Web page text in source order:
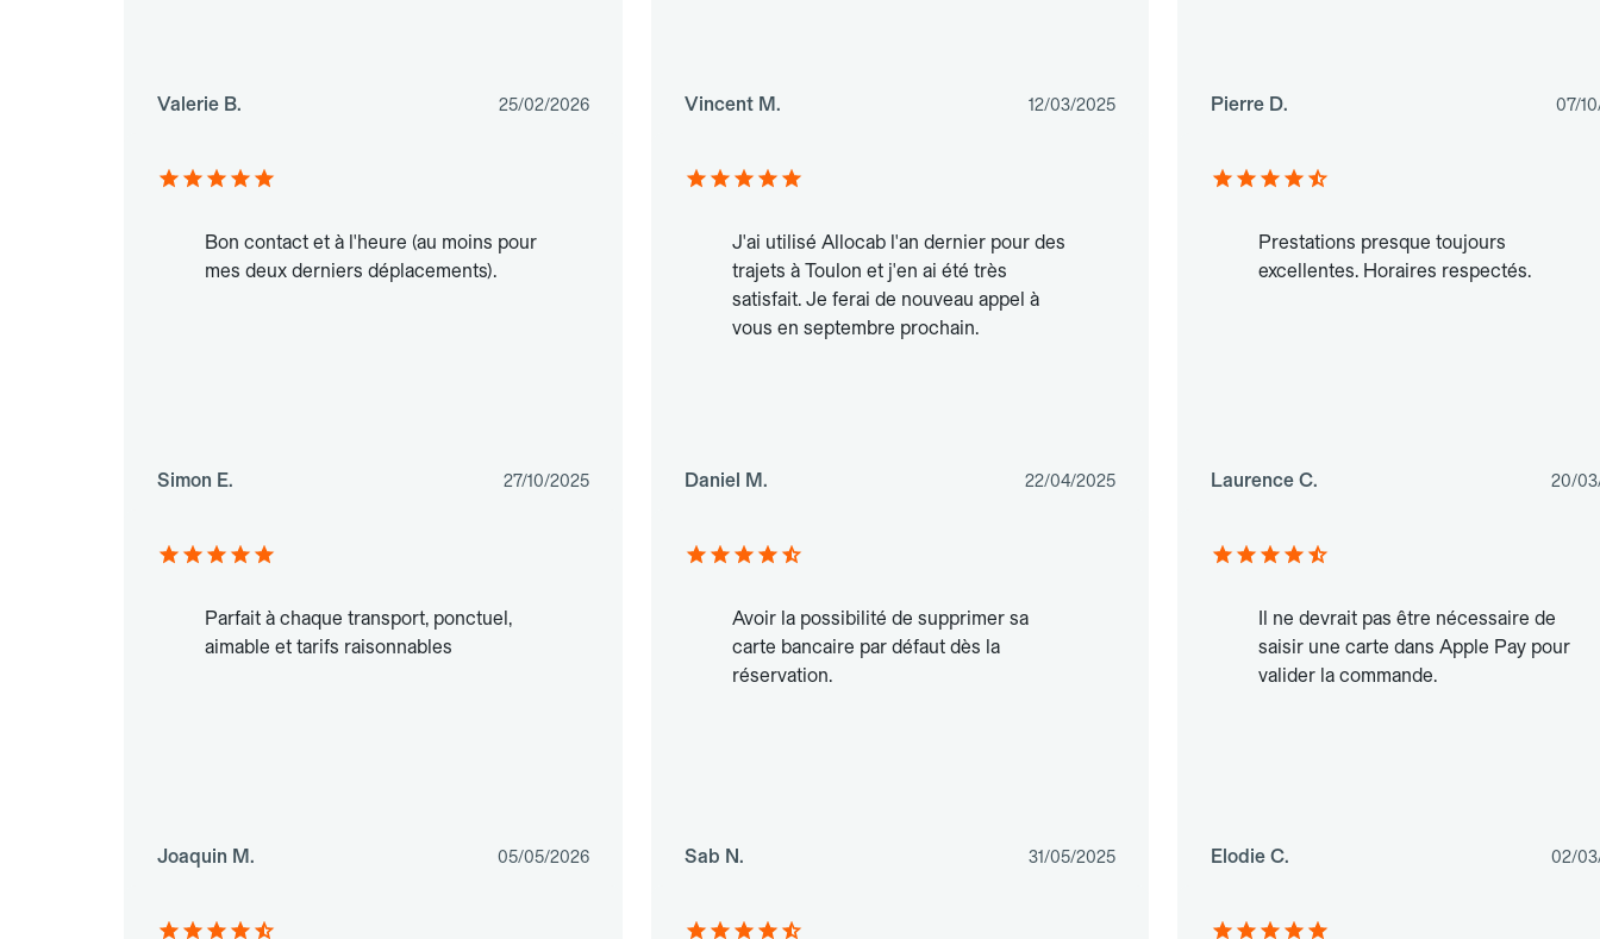
Valerie B. 25/02/2026 Vincent M. 12/03/2025 Pierre D. 07/
Bon contact et à l'heure (au moins pour
mes deux derniers déplacements).
Simon E. 27/10/2025
J'ai utilisé Allocab l'an dernier pour des
trajets à Toulon et j'en ai été très
satisfait. Je ferai de nouveau appel à
vous en septembre prochain.
Daniel M. 22/04/2025
Prestations presque toujours
excellentes. Horaires respectés.
Laurence C. 20/
Parfait à chaque transport, ponctuel,
aimable et tarifs raisonnables
Joaquin M. 05/05/2026
Avoir la possibilité de supprimer sa
carte bancaire par défaut dès la
réservation.
Sab N. 31/05/2025
Il ne devrait pas être nécessaire de
saisir une carte dans Apple Pay pour
valider la commande.
Elodie C. 02/